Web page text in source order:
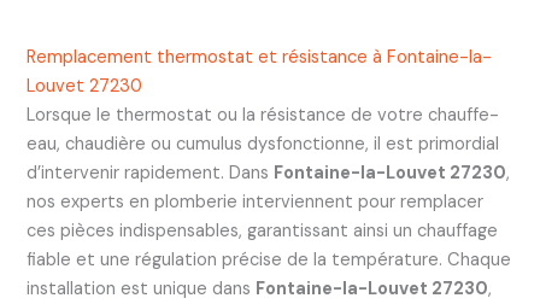
Remplacement thermostat et résistance à Fontaine-la-
Louvet 27230
Lorsque le thermostat ou la résistance de votre chauffe-
eau, chaudière ou cumulus dysfonctionne, il est primordial
d’intervenir rapidement. Dans Fontaine-la-Louvet 27230,
nos experts en plomberie interviennent pour remplacer
ces pièces indispensables, garantissant ainsi un chauffage
fiable et une régulation précise de la température. Chaque
installation est unique dans Fontaine-la-Louvet 27230,